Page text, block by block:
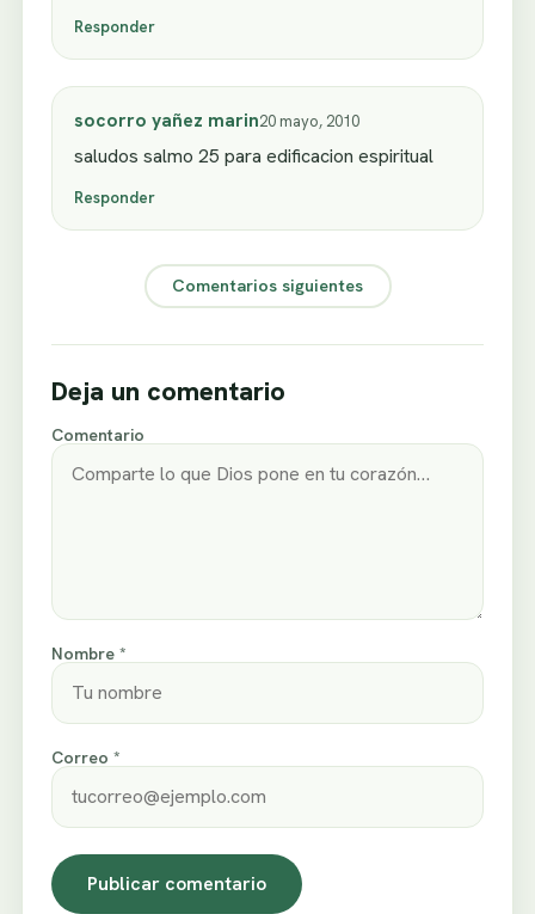
Responder
socorro yañez marin20 mayo, 2010
saludos salmo 25 para edificacion espiritual
Responder
Comentarios siguientes
Deja un comentario
Comentario
Nombre *
Correo *